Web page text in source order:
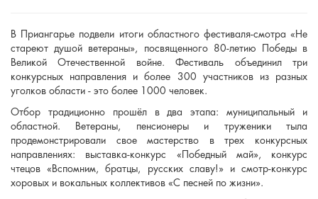
В Приангарье подвели итоги областного фестиваля-смотра «Не
стареют душой ветераны», посвященного 80-летию Победы в
Великой Отечественной войне. Фестиваль объединил три
конкурсных направления и более 300 участников из разных
уголков области - это более 1000 человек.
Отбор традиционно прошёл в два этапа: муниципальный и
областной. Ветераны, пенсионеры и труженики тыла
продемонстрировали свое мастерство в трех конкурсных
направлениях: выставка-конкурс «Победный май», конкурс
чтецов «Вспомним, братцы, русских славу!» и смотр-конкурс
хоровых и вокальных коллективов «С песней по жизни».